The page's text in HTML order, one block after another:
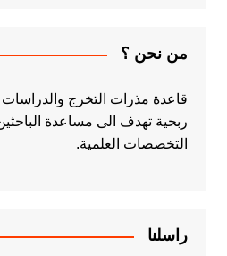
من نحن ؟
ربحية تهدف الى مساعدة
التخصصات العلمية.
راسلنا